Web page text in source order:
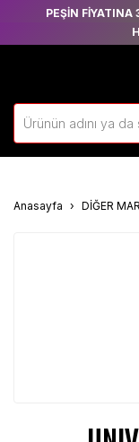
PEŞİN FİYATINA
Anasayfa DİĞER